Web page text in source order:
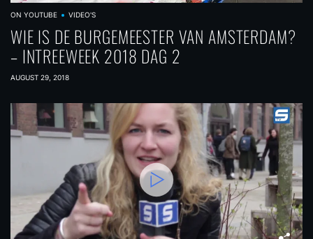
ON YOUTUBE VIDEO'S
WIE IS DE BURGEMEESTER VAN AMSTERDAM?
– INTREEWEEK 2018 DAG 2
AUGUST 29, 2018